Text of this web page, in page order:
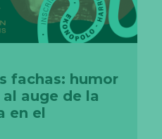
fachas: humor
auge de la
en el